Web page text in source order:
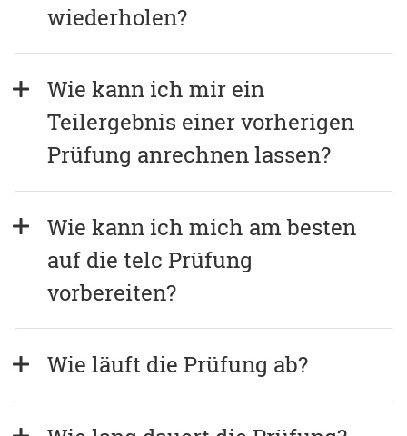
wiederholen?
Wie kann ich mir ein
Teilergebnis einer vorherigen
Prüfung anrechnen lassen?
Wie kann ich mich am besten
auf die telc Prüfung
vorbereiten?
Wie läuft die Prüfung ab?